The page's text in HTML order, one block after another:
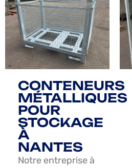
CONTENEURS
MÉTALLIQUES
POUR
STOCKAGE
À
NANTES
Notre entreprise à